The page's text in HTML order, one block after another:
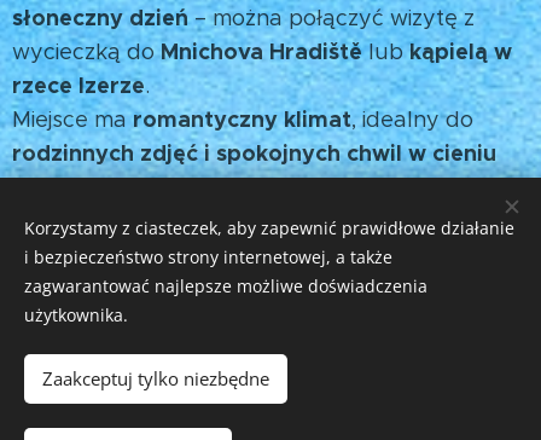
słoneczny dzień– można połączyć wizytę z
wycieczką doMnichova Hradištělubkąpielą w
rzece Izerze.
Miejsce maromantyczny klimat, idealny do
rodzinnych zdjęć i spokojnych chwil w cieniu
drzew.
© 2025 Všechna práva vyhrazena
Korzystamy z ciasteczek, aby zapewnić prawidłowe działanie
i bezpieczeństwo strony internetowej, a także
zagwarantować najlepsze możliwe doświadczenia
użytkownika.
Zaakceptuj tylko niezbędne